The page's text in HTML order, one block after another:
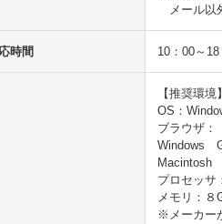
メール以
時間 10：00～
【推奨環境】
OS：
ブラウザ：
Windows
Macintosh
プロセッサ
メモリ：８
※メーカー